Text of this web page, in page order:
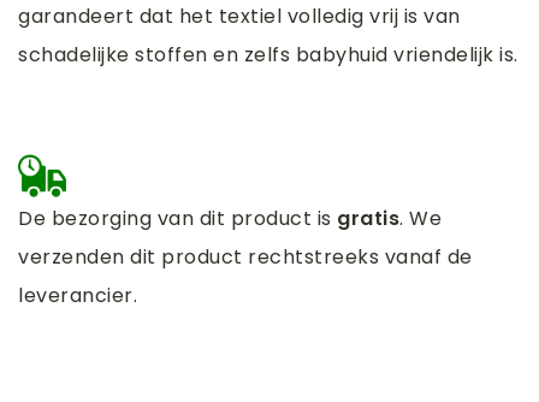
garandeert dat het textiel volledig vrij is van
schadelijke stoffen en zelfs babyhuid vriendelijk is.
De bezorging van dit product is gratis. We
verzenden dit product rechtstreeks vanaf de
leverancier.